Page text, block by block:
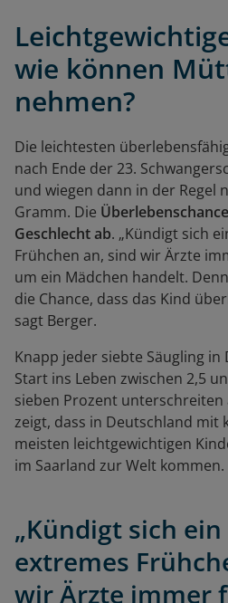
wie können
nehmen?
Die leichtesten
nach Ende der 23.
und wiegen dann in der Regel
Gramm. Die
Geschlecht ab. „Kündigt sich
Frühchen an, sind wir Ärzte
um ein Mädchen handelt.
die Chance, dass das Kind
sagt Berger.
Knapp jeder siebte Säugling
Start ins Leben zwischen 2,5
sieben Prozent unterschreiten
zeigt, dass in Deutschland mit
meisten leichtgewichtigen
im Saarland zur Welt kommen.
„Kündigt sich
extremes
wir Ärzte immer